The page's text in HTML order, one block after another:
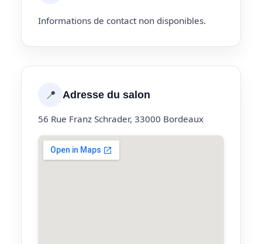
Informations de contact non disponibles.
📍 Adresse du salon
56 Rue Franz Schrader, 33000 Bordeaux